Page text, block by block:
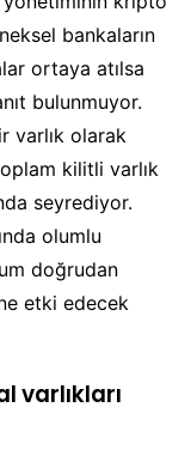
bankaların
ortaya atılsa
bulunmuyor.
varlık olarak
kilitli varlık
seyrediyor.
olumlu
doğrudan
etki edecek
varlıkları